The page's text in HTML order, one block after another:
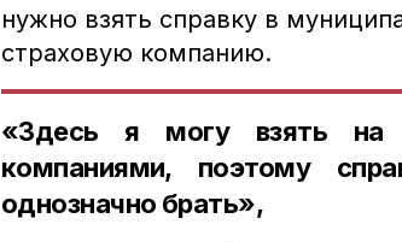
нужно взять справку в
страховую компанию.
«Здесь я могу взять на
компаниями, поэтому
однозначно брать»,